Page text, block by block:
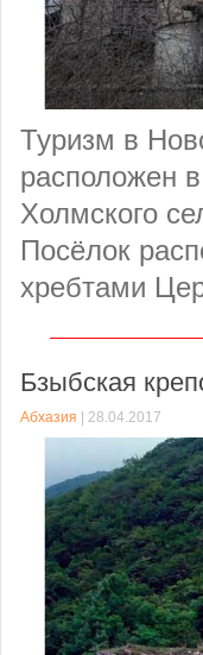
Туризм в
расположен
Холмского
Посёлок
хребтами
Бзыбская
Абхазия | 28.04.2017